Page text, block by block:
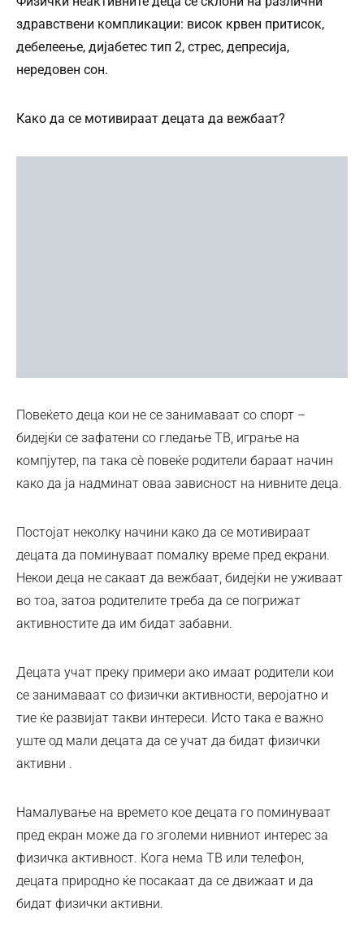
здравствени компликации: висок крвен притисок,
дебелеење, дијабетес тип 2, стрес, депресија,
нередовен сон.
Како да се мотивираат децата да вежбаат?
Повеќето деца кои не се занимаваат со спорт –
бидејќи се зафатени со гледање ТВ, играње на
компјутер, па така сѐ повеќе родители бараат начин
како да ја надминат оваа зависност на нивните деца.
Постојат неколку начини како да се мотивираат
децата да поминуваат помалку време пред екрани.
Некои деца не сакаат да вежбаат, бидејќи не уживаат
во тоа, затоа родителите треба да се погрижат
активностите да им бидат забавни.
Децата учат преку примери ако имаат родители кои
се занимаваат со физички активности, веројатно и
тие ќе развијат такви интереси. Исто така е важно
уште од мали децата да се учат да бидат физички
активни .
Намалување на времето кое децата го поминуваат
пред екран може да го зголеми нивниот интерес за
физичка активност. Кога нема ТВ или телефон,
децата природно ќе посакаат да се движаат и да
бидат физички активни.